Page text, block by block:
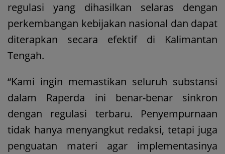
regulasi yang dihasilkan selaras dengan
perkembangan kebijakan nasional dan dapat
diterapkan secara efektif di Kalimantan
Tengah.
“Kami ingin memastikan seluruh substansi
dalam Raperda ini benar-benar sinkron
dengan regulasi terbaru. Penyempurnaan
tidak hanya menyangkut redaksi, tetapi juga
penguatan materi agar implementasinya